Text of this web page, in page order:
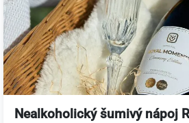
Nealkoholický šumivý nápoj